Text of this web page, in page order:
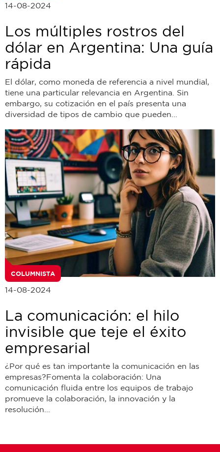
14-08-2024
Los múltiples rostros del
dólar en Argentina: Una guía
rápida
El dólar, como moneda de referencia a nivel mundial,
tiene una particular relevancia en Argentina. Sin
embargo, su cotización en el país presenta una
diversidad de tipos de cambio que pueden...
COLUMNISTA
14-08-2024
La comunicación: el hilo
invisible que teje el éxito
empresarial
¿Por qué es tan importante la comunicación en las
empresas?Fomenta la colaboración: Una
comunicación fluida entre los equipos de trabajo
promueve la colaboración, la innovación y la
resolución...